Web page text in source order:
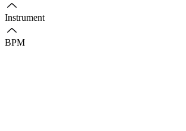
Instrument
BPM